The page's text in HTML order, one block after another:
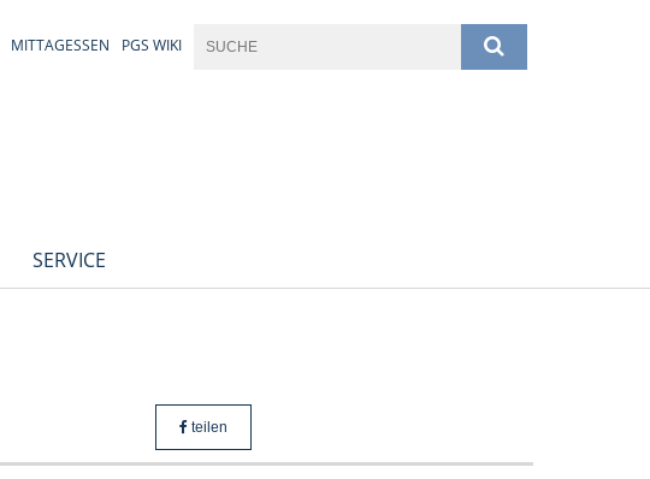
MITTAGESSEN PGS WIKI
SERVICE
teilen